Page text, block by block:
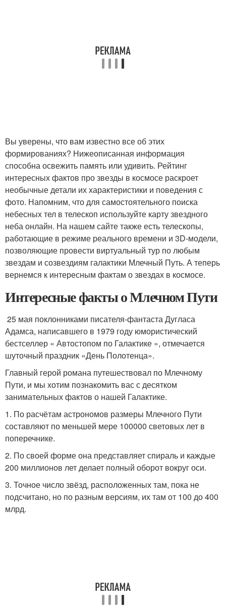
Вы уверены, что вам известно все об этих
формированиях? Нижеописанная информация
способна освежить память или удивить. Рейтинг
интересных фактов про звезды в космосе раскроет
необычные детали их характеристики и поведения с
фото. Напомним, что для самостоятельного поиска
небесных тел в телескоп используйте карту звездного
неба онлайн. На нашем сайте также есть телескопы,
работающие в режиме реального времени и 3D-модели,
позволяющие провести виртуальный тур по любым
звездам и созвездиям галактики Млечный Путь. А теперь
вернемся к интересным фактам о звездах в космосе.
Интересные факты о Млечном Пути
25 мая поклонниками писателя-фантаста Дугласа
Адамса, написавшего в 1979 году юмористический
бестселлер « Автостопом по Галактике », отмечается
шуточный праздник «День Полотенца».
Главный герой романа путешествовал по Млечному
Пути, и мы хотим познакомить вас с десятком
занимательных фактов о нашей Галактике.
1. По расчётам астрономов размеры Млечного Пути
составляют по меньшей мере 100000 световых лет в
поперечнике.
2. По своей форме она представляет спираль и каждые
200 миллионов лет делает полный оборот вокруг оси.
3. Точное число звёзд, расположенных там, пока не
подсчитано, но по разным версиям, их там от 100 до 400
млрд.